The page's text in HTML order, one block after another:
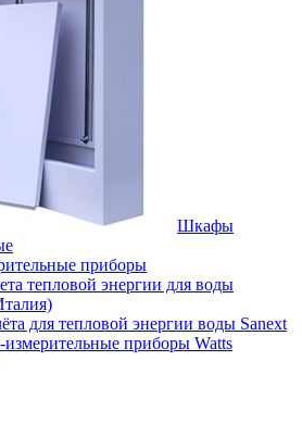
Шкафы
приборы
тепловой энергии для воды
для тепловой энергии воды Sanext
измерительные приборы Watts